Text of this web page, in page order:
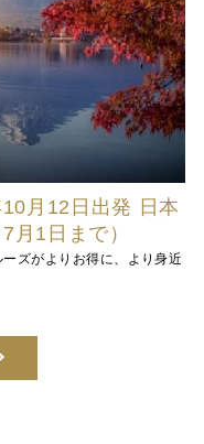
月12日出発 日本
月1日まで）
ズがよりお得に、より身近